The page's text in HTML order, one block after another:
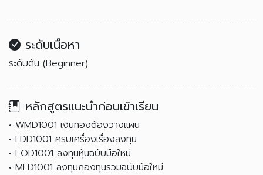
ระดับเนื้อหา
ระดับต้น (Beginner)
หลักสูตรแนะนำก่อนเข้าเรียน
• WMD1001 เงินทองต้องวางแผน
• FDD1001 ครบเครื่องเรื่องลงทุน
• EQD1001 ลงทุนหุ้นฉบับมือใหม่
• MFD1001 ลงทุนกองทุนรวมฉบับมือใหม่